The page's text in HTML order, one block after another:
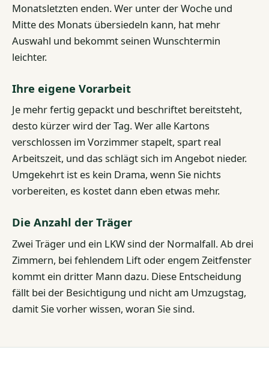
Monatsletzten enden. Wer unter der Woche und
Mitte des Monats übersiedeln kann, hat mehr
Auswahl und bekommt seinen Wunschtermin
leichter.
Ihre eigene Vorarbeit
Je mehr fertig gepackt und beschriftet bereitsteht,
desto kürzer wird der Tag. Wer alle Kartons
verschlossen im Vorzimmer stapelt, spart real
Arbeitszeit, und das schlägt sich im Angebot nieder.
Umgekehrt ist es kein Drama, wenn Sie nichts
vorbereiten, es kostet dann eben etwas mehr.
Die Anzahl der Träger
Zwei Träger und ein LKW sind der Normalfall. Ab drei
Zimmern, bei fehlendem Lift oder engem Zeitfenster
kommt ein dritter Mann dazu. Diese Entscheidung
fällt bei der Besichtigung und nicht am Umzugstag,
damit Sie vorher wissen, woran Sie sind.